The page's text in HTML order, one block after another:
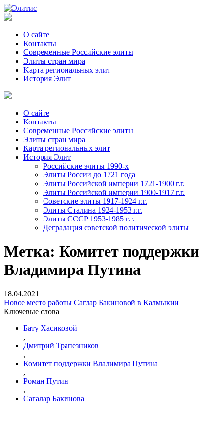
О сайте
Контакты
Современные Российские элиты
Элиты стран мира
Kартa региональных элит
История Элит
О сайте
Контакты
Современные Российские элиты
Элиты стран мира
Картa региональных элит
История Элит
Российские элиты 1990-х
Элиты России до 1721 года
Элиты Российской империи 1721-1900 г.г.
Элиты Российской империи 1900-1917 г.г.
Советские элиты 1917-1924 г.г.
Элиты Сталина 1924-1953 г.г.
Элиты СССР 1953-1985 г.г.
Деградация советской политической элиты
Метка: Комитет поддержки
Владимира Путина
18.04.2021
Новое место работы Саглар Бакиновой в Калмыкии
Ключевые слова
Бату Хасиковой
,
Дмитрий Трапезников
,
Комитет поддержки Владимира Путина
,
Роман Путин
,
Сагалар Бакинова